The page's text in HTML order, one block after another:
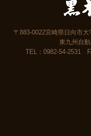
〒883-0022宮崎県日向市
東九州自
TEL：0982-54-2531